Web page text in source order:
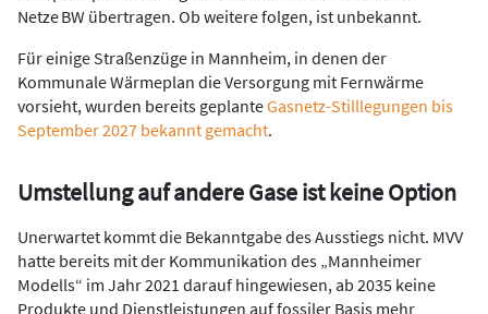
Netze BW übertragen. Ob weitere folgen, ist unbekannt.
Für einige Straßenzüge in Mannheim, in denen der
Kommunale Wärmeplan die Versorgung mit Fernwärme
vorsieht, wurden bereits geplanteGasnetz-Stilllegungen bis
September 2027 bekannt gemacht.
Umstellung auf andere Gase ist keine Option
Unerwartet kommt die Bekanntgabe des Ausstiegs nicht. MVV
hatte bereits mit der Kommunikation des „Mannheimer
Modells“ im Jahr 2021 darauf hingewiesen, ab 2035 keine
Produkte und Dienstleistungen auf fossiler Basis mehr